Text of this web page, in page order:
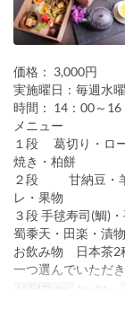
価格： 3,000円
実施曜日：毎週水
時間： 14：00～16
メニュー
１段 葛切り・ロ
焼き・柏餅
２段 甘納豆・羊
レ・果物
３段 手毬寿司(鯛)
蜀黍天・田楽・漬物
お飲み物 日本茶2
一つ選んでいただき
Valid Dates Apr 01 ~